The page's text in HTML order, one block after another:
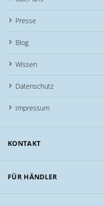
Presse
Blog
Wissen
Datenschutz
Impressum
KONTAKT
FÜR HÄNDLER